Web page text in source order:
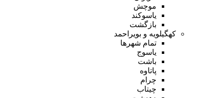
موچش
یاسوکند
بازگشت
کهگیلویه و بویراحمد
تمام شهر‌ها
یاسوج
باشت
پاتاوه
چرام
چیتاب